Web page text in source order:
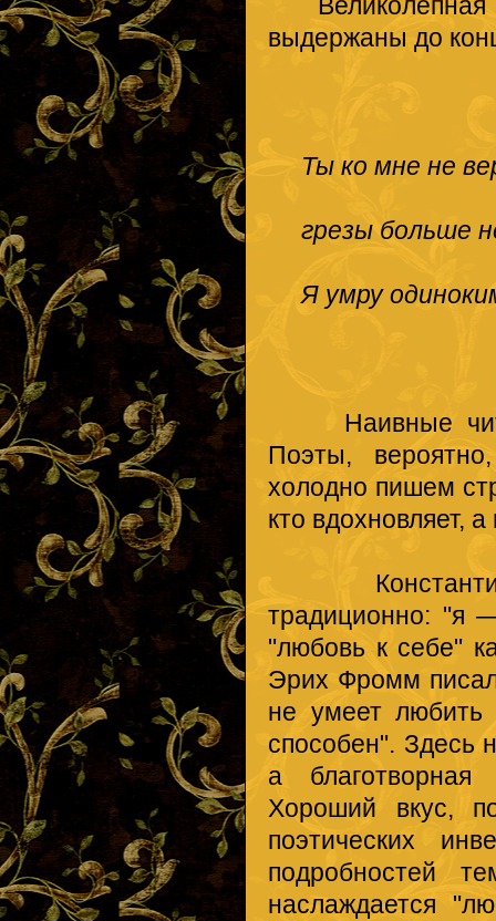
выдержаны до
Ты ко мне не
грезы больше
Я умру
Наивные
Поэты,
холодно пишем
кто вдохновляет,
Константин
традиционно: "я
"любовь к себе"
Эрих Фромм
не умеет
способен". Здесь
а
Хороший вкус,
поэтических
подробностей
наслаждается